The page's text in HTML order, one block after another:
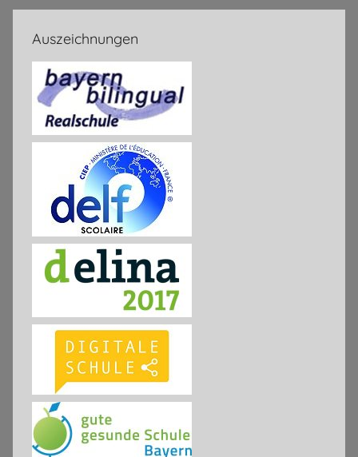
Auszeichnungen